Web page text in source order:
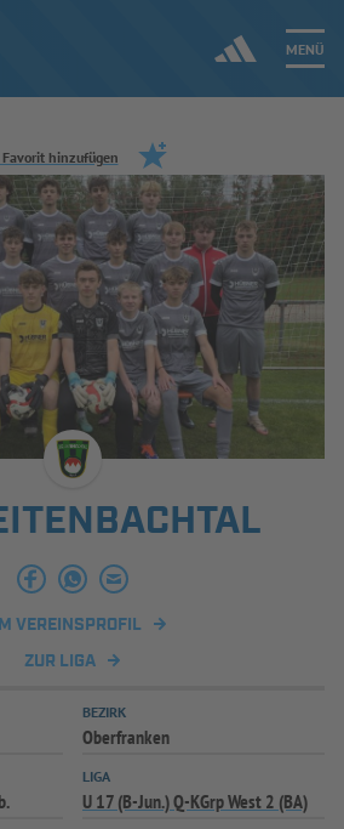
MENÜ
Jetzt einloggen
SPIELPLUS
hinzufügen
VEREINSPROFIL
ZUR LIGA
BEZIRK
Oberfranken
LIGA
U 17 (B-Jun.) Q-KGrp West 2 (BA)